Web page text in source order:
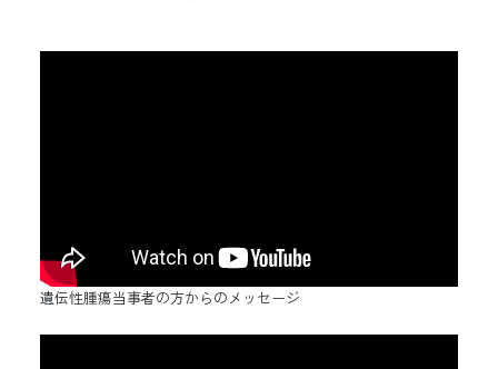
遺伝性腫瘍当事者の方からのメッセージ